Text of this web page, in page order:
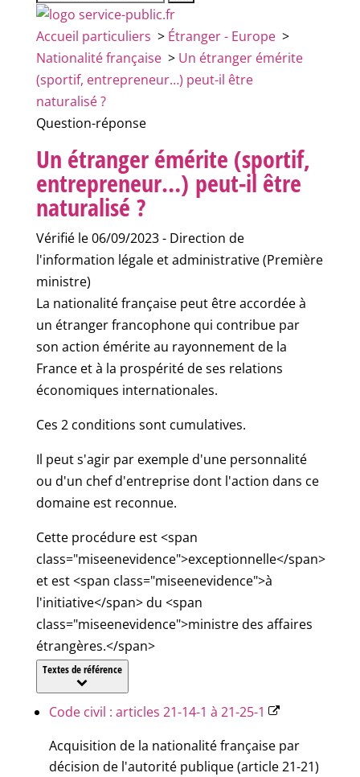
Accueil particuliers > Étranger - Europe >
Nationalité française > Un étranger émérite
(sportif, entrepreneur…) peut-il être
naturalisé ?
Question-réponse
Un étranger émérite (sportif,
entrepreneur…) peut-il être
naturalisé ?
Vérifié le 06/09/2023 - Direction de
l'information légale et administrative (Première
ministre)
La nationalité française peut être accordée à
un étranger francophone qui contribue par
son action émérite au rayonnement de la
France et à la prospérité de ses relations
économiques internationales.
Ces 2 conditions sont cumulatives.
Il peut s'agir par exemple d'une personnalité
ou d'un chef d'entreprise dont l'action dans ce
domaine est reconnue.
Cette procédure est <span
class="miseenevidence">exceptionnelle</span>
et est <span class="miseenevidence">à
l'initiative</span> du <span
class="miseenevidence">ministre des affaires
étrangères.</span>
Textes de référence
Code civil : articles 21-14-1 à 21-25-1
Acquisition de la nationalité française par
décision de l'autorité publique (article 21-21)